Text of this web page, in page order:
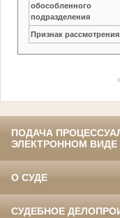
обособленного
подразделения
Признак
ПОДАЧА
ЭЛЕКТРОННОМ ВИДЕ
О СУДЕ
СУДЕБНОЕ